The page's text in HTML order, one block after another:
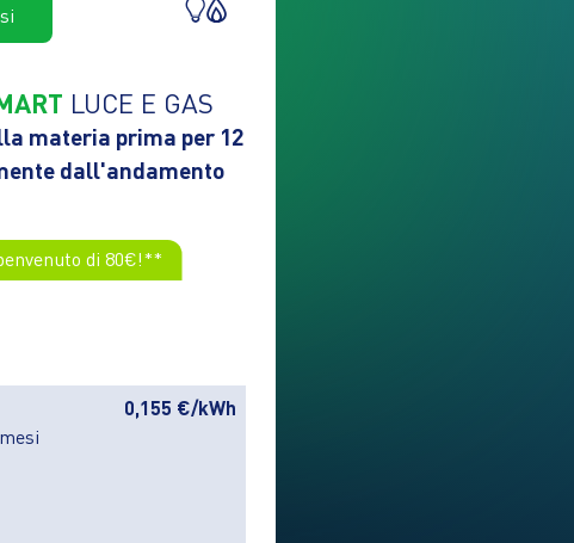
LUCE E GAS
materia prima per 12
dall'andamento
di 80€!**
0,155 €/kWh